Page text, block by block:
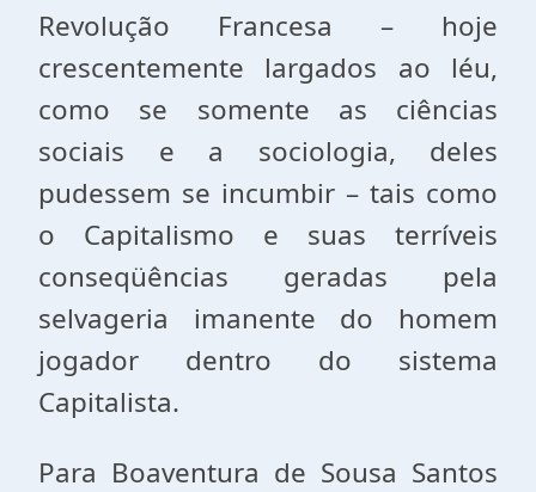
Revolução Francesa – hoje
crescentemente largados ao léu,
como se somente as ciências
sociais e a sociologia, deles
pudessem se incumbir – tais como
o Capitalismo e suas terríveis
conseqüências geradas pela
selvageria imanente do homem
jogador dentro do sistema
Capitalista.
Para Boaventura de Sousa Santos